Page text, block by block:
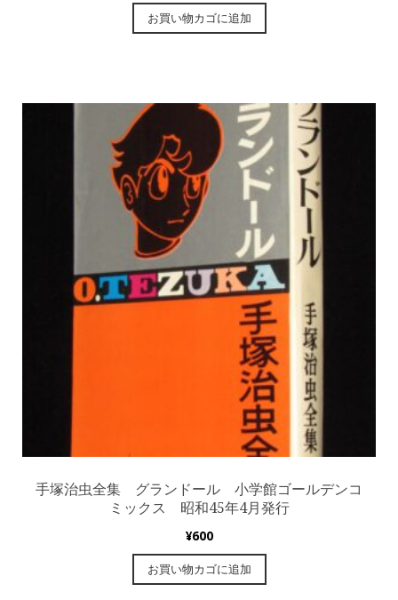
お買い物カゴに追加
手塚治虫全集 グランドール 小学館ゴールデンコ
ミックス 昭和45年4月発行
¥600
お買い物カゴに追加